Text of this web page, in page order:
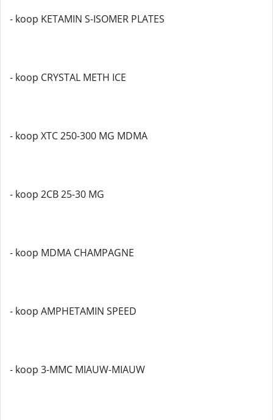
- koop KETAMIN S-ISOMER PLATES
- koop CRYSTAL METH ICE
- koop XTC 250-300 MG MDMA
- koop 2CB 25-30 MG
- koop MDMA CHAMPAGNE
- koop AMPHETAMIN SPEED
- koop 3-MMC MIAUW-MIAUW